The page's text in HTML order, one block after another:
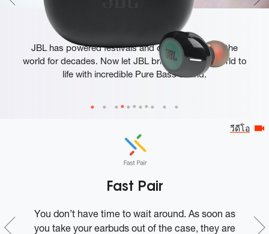
วีดีโอ
Feel The Bass
JBL has powered festivals and concerts around the
world for decades. Now let JBL bring your own world to
life with incredible Pure Bass sound.
Fast Pair
You don’t have time to wait around. As soon as
you take your earbuds out of the case, they are